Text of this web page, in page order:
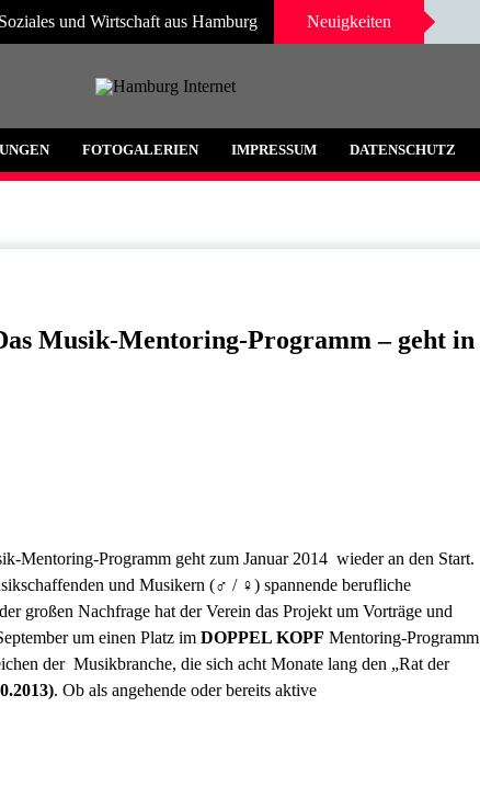
und Wirtschaft aus Hamburg Neuigkeiten
Umgebung
FOTOGALERIEN IMPRESSUM DATENSCHUTZ
Musik-Mentoring-Programm – geht in
Mentoring-Programm geht zum Januar 2014 wieder an den Start.
und Musikern (♂ / ♀) spannende berufliche
großen Nachfrage hat der Verein das Projekt um Vorträge und
um einen Platz im DOPPEL KOPF Mentoring-Programm
der Musikbranche, die sich acht Monate lang den „Rat der
. Ob als angehende oder bereits aktive